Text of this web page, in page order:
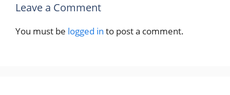
Leave a Comment
You must be logged in to post a comment.